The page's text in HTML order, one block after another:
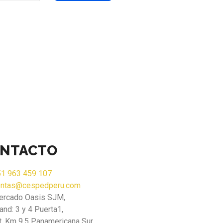
963 459 107
Oasis SJM,
3 y 4 Puerta1,